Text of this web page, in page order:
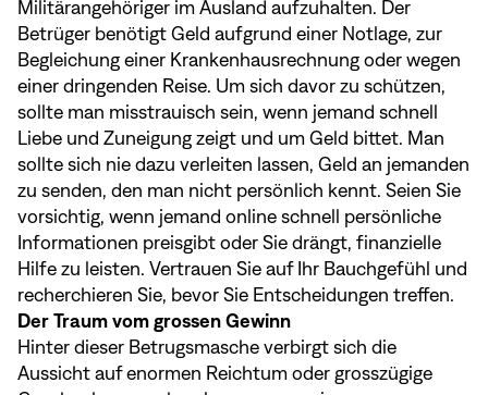
Militärangehöriger im Ausland aufzuhalten. Der
Betrüger benötigt Geld aufgrund einer Notlage, zur
Begleichung einer Krankenhausrechnung oder wegen
einer dringenden Reise. Um sich davor zu schützen,
sollte man misstrauisch sein, wenn jemand schnell
Liebe und Zuneigung zeigt und um Geld bittet. Man
sollte sich nie dazu verleiten lassen, Geld an jemanden
zu senden, den man nicht persönlich kennt. Seien Sie
vorsichtig, wenn jemand online schnell persönliche
Informationen preisgibt oder Sie drängt, finanzielle
Hilfe zu leisten. Vertrauen Sie auf Ihr Bauchgefühl und
recherchieren Sie, bevor Sie Entscheidungen treffen.
Der Traum vom grossen Gewinn
Hinter dieser Betrugsmasche verbirgt sich die
Aussicht auf enormen Reichtum oder grosszügige